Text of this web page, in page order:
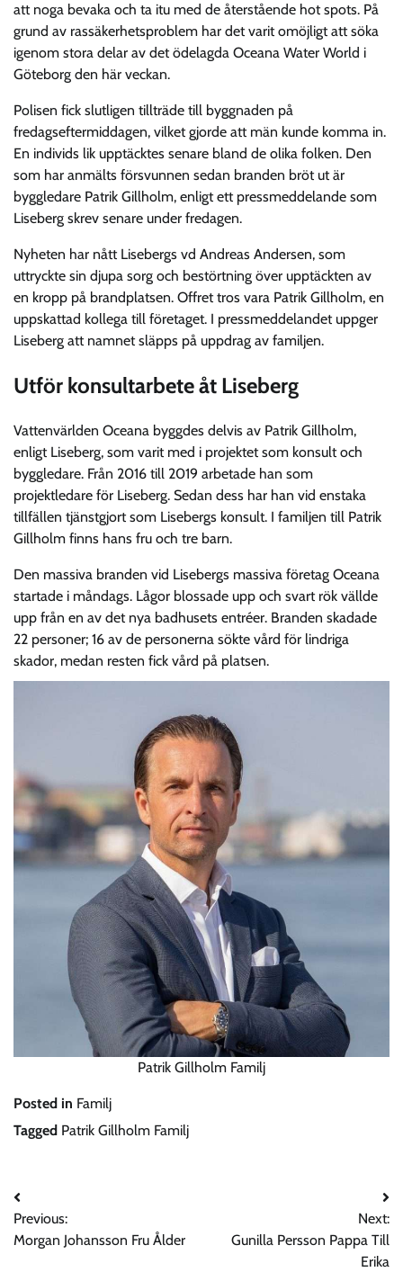
att noga bevaka och ta itu med de återstående hot spots. På
grund av rassäkerhetsproblem har det varit omöjligt att söka
igenom stora delar av det ödelagda Oceana Water World i
Göteborg den här veckan.
Polisen fick slutligen tillträde till byggnaden på
fredagseftermiddagen, vilket gjorde att män kunde komma in.
En individs lik upptäcktes senare bland de olika folken. Den
som har anmälts försvunnen sedan branden bröt ut är
byggledare Patrik Gillholm, enligt ett pressmeddelande som
Liseberg skrev senare under fredagen.
Nyheten har nått Lisebergs vd Andreas Andersen, som
uttryckte sin djupa sorg och bestörtning över upptäckten av
en kropp på brandplatsen. Offret tros vara Patrik Gillholm, en
uppskattad kollega till företaget. I pressmeddelandet uppger
Liseberg att namnet släpps på uppdrag av familjen.
Utför konsultarbete åt Liseberg
Vattenvärlden Oceana byggdes delvis av Patrik Gillholm,
enligt Liseberg, som varit med i projektet som konsult och
byggledare. Från 2016 till 2019 arbetade han som
projektledare för Liseberg. Sedan dess har han vid enstaka
tillfällen tjänstgjort som Lisebergs konsult. I familjen till Patrik
Gillholm finns hans fru och tre barn.
Den massiva branden vid Lisebergs massiva företag Oceana
startade i måndags. Lågor blossade upp och svart rök vällde
upp från en av det nya badhusets entréer. Branden skadade
22 personer; 16 av de personerna sökte vård för lindriga
skador, medan resten fick vård på platsen.
Patrik Gillholm Familj
Posted in Familj
Tagged Patrik Gillholm Familj
Post
navigation
Previous:
Morgan Johansson Fru Ålder
Next:
Gunilla Persson Pappa Till
Erika